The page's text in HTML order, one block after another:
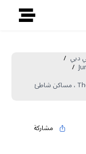
دبي /
/
١٩٣٠ قدم مربع شقة لـ للايجار في The One JBR ، مساكن شاطئ
مشاركة